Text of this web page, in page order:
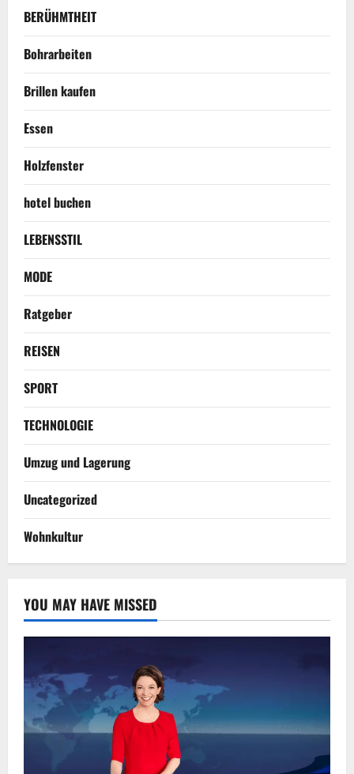
BERÜHMTHEIT
Bohrarbeiten
Brillen kaufen
Essen
Holzfenster
hotel buchen
LEBENSSTIL
MODE
Ratgeber
REISEN
SPORT
TECHNOLOGIE
Umzug und Lagerung
Uncategorized
Wohnkultur
YOU MAY HAVE MISSED